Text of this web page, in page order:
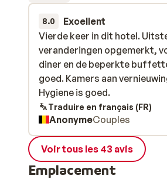
8.0 Excellent
Vierde keer in dit hotel.
veranderingen opgemerkt,
diner en de beperkte
goed. Kamers aan
Hygiene is goed.
Vierde keer in dit hotel.
veranderingen opgemerkt,
diner en de beperkte
goed. Kamers aan
Hygiene is goed.
Traduire en français (FR)
AnonymeCouples
Voir tous les 43 avis
Emplacement